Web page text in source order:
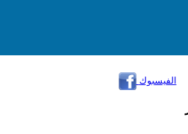
الفيسبوك